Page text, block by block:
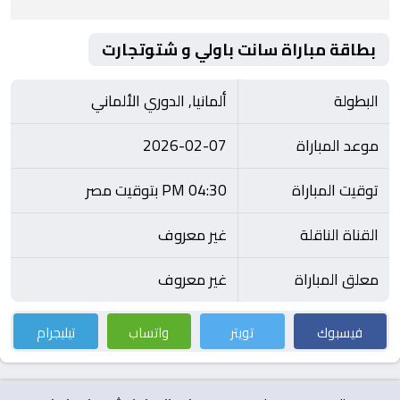
بطاقة مباراة سانت باولي و شتوتجارت
البطولة
ألمانيا, الدوري الألماني
موعد المباراة
2026-02-07
توقيت المباراة
04:30 PM بتوقيت مصر
القناة الناقلة
غير معروف
معلق المباراة
غير معروف
فيسبوك تويتر واتساب تيليجرام